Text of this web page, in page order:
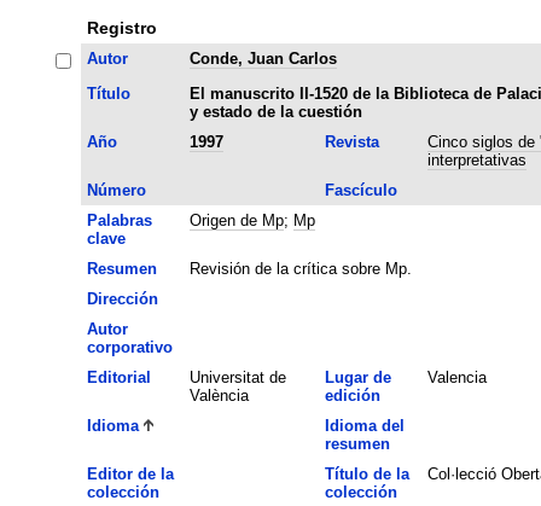
Registro
Autor
Conde, Juan Carlos
Título
El manuscrito II-1520 de la Biblioteca de
y estado de la cuestión
Año
1997 Revista
Cinco siglos de
interpretativas
Número
Fascículo
Palabras
clave
Origen de Mp; Mp
Resumen
Revisión de la crítica sobre Mp.
Dirección
Autor
corporativo
Editorial
Universitat de
València
Lugar de
edición
Valencia
Idioma
Idioma del
resumen
Editor de la
colección
Título de la
colección
Col·lecció